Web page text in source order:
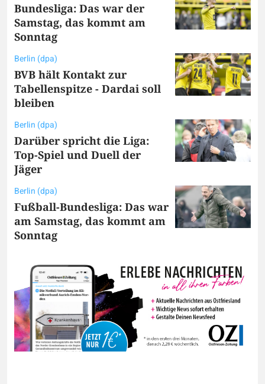
Bundesliga: Das war der
Samstag, das kommt am
Sonntag
Berlin (dpa)
BVB hält Kontakt zur
Tabellenspitze - Dardai soll
bleiben
Berlin (dpa)
Darüber spricht die Liga:
Top-Spiel und Duell der
Jäger
Berlin (dpa)
Fußball-Bundesliga: Das war
am Samstag, das kommt am
Sonntag